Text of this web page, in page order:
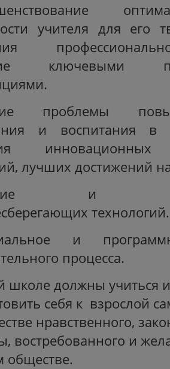
учителя для его
ключевыми
проблемы
и воспитания
инновационных
лучших достижений
и
технологий.
и
процесса.
должны учиться и
себя к взрослой
нравственного,
востребованного и
обществе.